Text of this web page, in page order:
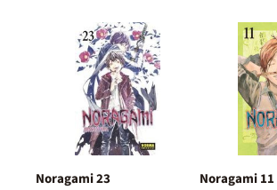
Noragami 23 Noragami 11